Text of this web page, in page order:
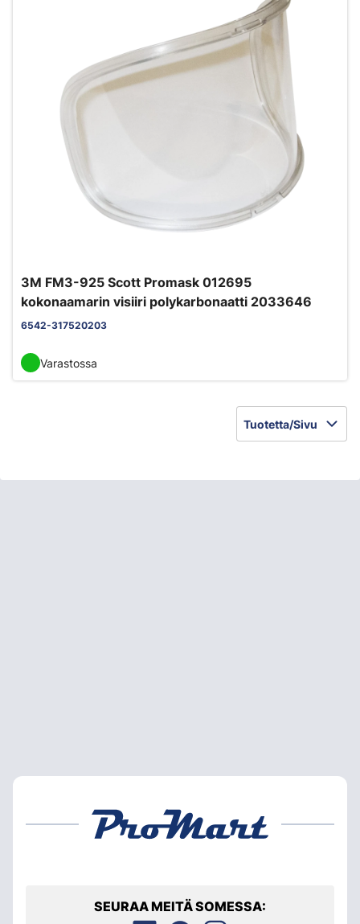
3M FM3-925 Scott Promask 012695
kokonaamarin visiiri polykarbonaatti 2033646
6542-317520203
Varastossa
Tuotetta/Sivu
SEURAA MEITÄ SOMESSA: